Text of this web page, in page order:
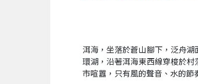
洱海，坐落於蒼山腳下，泛舟
環湖，沿著洱海東西線穿梭於
市喧囂，只有風的聲音、水的節